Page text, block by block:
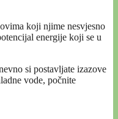
koji njime nesvjesno
energije koji se u
si postavljate izazove
vode, počnite